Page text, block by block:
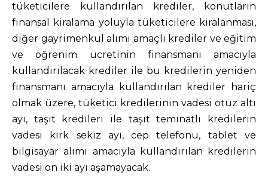
tüketicilere kullandırılan krediler, konutların
finansal kiralama yoluyla tüketicilere kiralanması,
diğer gayrimenkul alımı amaçlı krediler ve eğitim
ve öğrenim ücretinin finansmanı amacıyla
kullandırılacak krediler ile bu kredilerin yeniden
finansmanı amacıyla kullandırılan krediler hariç
olmak üzere, tüketici kredilerinin vadesi otuz altı
ayı, taşıt kredileri ile taşıt teminatlı kredilerin
vadesi kırk sekiz ayı, cep telefonu, tablet ve
bilgisayar alımı amacıyla kullandırılan kredilerin
vadesi on iki ayı aşamayacak.